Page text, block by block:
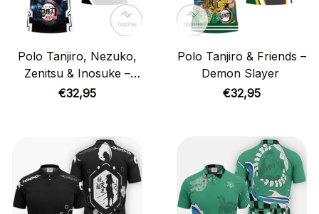
Polo Tanjiro, Nezuko,
Zenitsu & Inosuke –
Demon Slayer
€32,95
Polo Tanjiro & Friends –
Demon Slayer
€32,95